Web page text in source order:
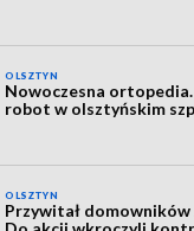
OLSZTYN
Nowoczesna
robot w olsztyńskim
OLSZTYN
Przywitał